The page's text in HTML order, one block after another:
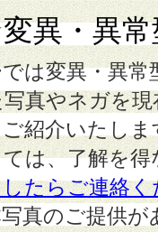
変異・異
は変異・異
真やネガを
紹介いたし
は、了解を
たらご連絡く
真のご提供